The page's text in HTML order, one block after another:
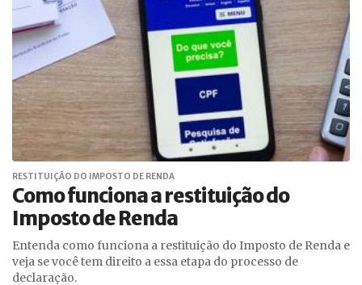
RESTITUIÇÃO DO IMPOSTO DE RENDA
Como funciona a restituição do
Imposto de Renda
Entenda como funciona a restituição do Imposto de Renda e
veja se você tem direito a essa etapa do processo de
declaração.